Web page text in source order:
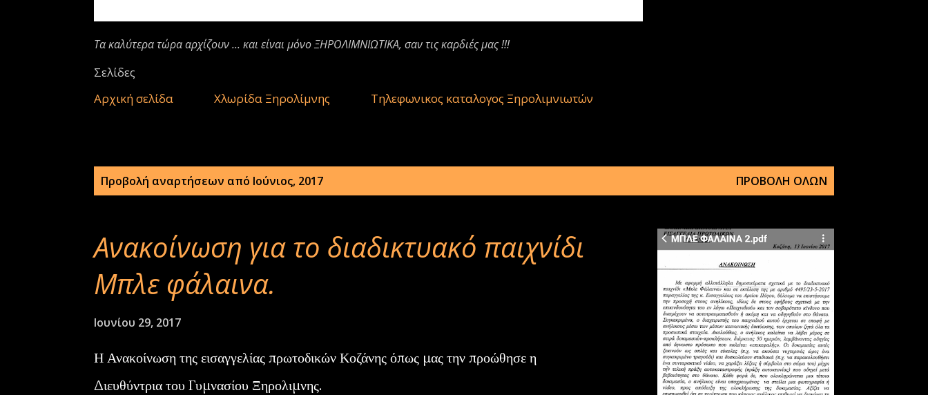
Τα καλύτερα τώρα αρχίζουν ... και είναι μόνο ΞΗΡΟΛΙΜΝΙΩΤΙΚΑ, σαν τις καρδιές μας !!!
Σελίδες
Αρχική σελίδα
Χλωρίδα Ξηρολίμνης Τηλεφωνικος καταλογος Ξηρολιμνιωτών
Προβολή αναρτήσεων από Ιούνιος, 2017 ΠΡΟΒΟΛΉ ΌΛΩΝ
Ανακοίνωση για το διαδικτυακό παιχνίδι
Μπλε φάλαινα.
Ιουνίου 29, 2017
Η Ανακοίνωση της εισαγγελίας πρωτοδικών Κοζάνης όπως μας την προώθησε η
Διευθύντρια του Γυμνασίου Ξηρολιμνης.